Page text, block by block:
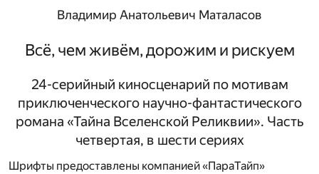
Владимир Анатольевич Маталасов
Всё, чем живём, дорожим и рискуем
24-серийный киносценарий по мотивам
приключенческого научно-фантастического
романа «Тайна Вселенской Реликвии». Часть
четвертая, в шести сериях
Шрифты предоставлены компанией «ПараТайп»